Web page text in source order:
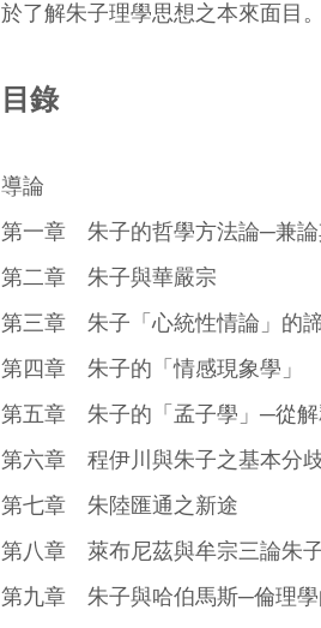
於了解朱子理學思想之本來面目。
目錄
導論
第一章 朱子的哲學方法論─兼論
第二章 朱子與華嚴宗
第三章 朱子「心統性情論」的
第四章 朱子的「情感現象學」
第五章 朱子的「孟子學」─從解
第六章 程伊川與朱子之基本分
第七章 朱陸匯通之新途
第八章 萊布尼茲與牟宗三論朱
第九章 朱子與哈伯馬斯─倫理學